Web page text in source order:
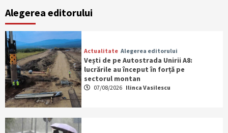
Alegerea editorului
Actualitate Alegerea editorului
Vești de pe Autostrada Unirii A8:
lucrările au început în forță pe
sectorul montan
07/08/2026 Ilinca Vasilescu